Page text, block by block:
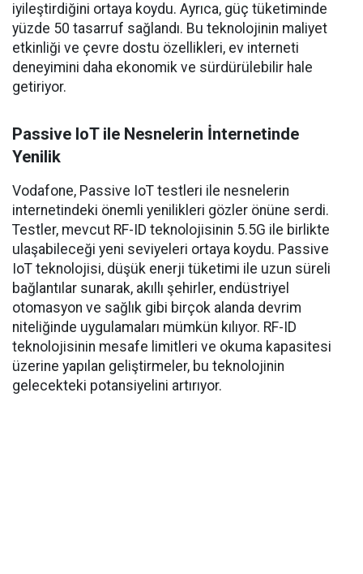
iyileştirdiğini ortaya koydu. Ayrıca, güç tüketiminde
yüzde 50 tasarruf sağlandı. Bu teknolojinin maliyet
etkinliği ve çevre dostu özellikleri, ev interneti
deneyimini daha ekonomik ve sürdürülebilir hale
getiriyor.
Passive IoT ile Nesnelerin İnternetinde
Yenilik
Vodafone, Passive IoT testleri ile nesnelerin
internetindeki önemli yenilikleri gözler önüne serdi.
Testler, mevcut RF-ID teknolojisinin 5.5G ile birlikte
ulaşabileceği yeni seviyeleri ortaya koydu. Passive
IoT teknolojisi, düşük enerji tüketimi ile uzun süreli
bağlantılar sunarak, akıllı şehirler, endüstriyel
otomasyon ve sağlık gibi birçok alanda devrim
niteliğinde uygulamaları mümkün kılıyor. RF-ID
teknolojisinin mesafe limitleri ve okuma kapasitesi
üzerine yapılan geliştirmeler, bu teknolojinin
gelecekteki potansiyelini artırıyor.